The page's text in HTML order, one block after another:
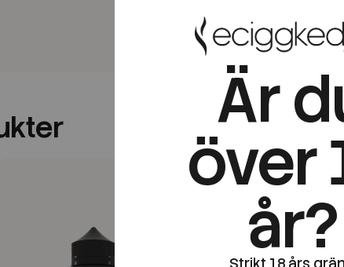
Är
över
år?